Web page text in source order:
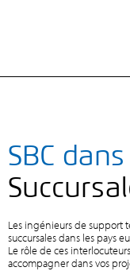
SBC
Les ingénieurs de support
succursales dans les pays
Le rôle de ces
accompagner dans vos